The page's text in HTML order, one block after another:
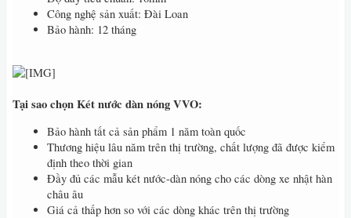
Công nghệ sản xuất: Đài Loan
Bảo hành: 12 tháng
Tại sao chọn Két nước dàn nóng VVO:
Bảo hành tất cả sản phẩm 1 năm toàn quốc
Thương hiệu lâu năm trên thị trường, chất lượng đã được kiểm
định theo thời gian
Đầy đủ các mẫu két nước-dàn nóng cho các dòng xe nhật hàn
châu âu
Giá cả thấp hơn so với các dòng khác trên thị trường